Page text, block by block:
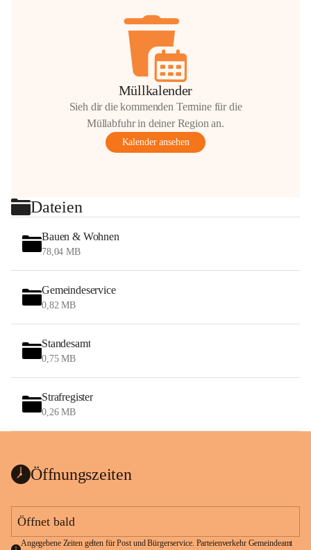
Müllkalender
Sieh dir die kommenden Termine für die
Müllabfuhr in deiner Region an.
Kalender ansehen
Dateien
Bauen & Wohnen
78,04 MB
Gemeindeservice
0,82 MB
Standesamt
0,75 MB
Strafregister
0,26 MB
Öffnungszeiten
Öffnet bald
Angegebene Zeiten gelten für Post und Bürgerservice. Parteienverkehr Gemeindeamt